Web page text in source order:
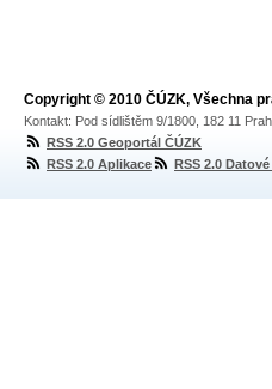
Copyright © 2010 ČÚZK, Všechna
Kontakt: Pod sídlištěm 9/1800, 182 11
RSS 2.0 Geoportál ČÚZK
RSS 2.0 Aplikace
RSS 2.0